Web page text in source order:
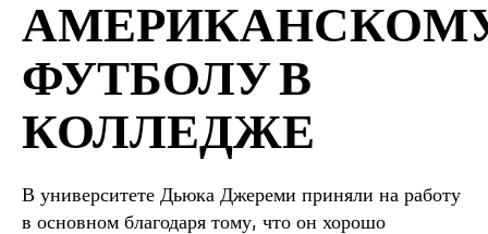
ФУТБОЛУ В
КОЛЛЕДЖЕ
В университете Дьюка Джереми приняли на работу
в основном благодаря тому, что он хорошо